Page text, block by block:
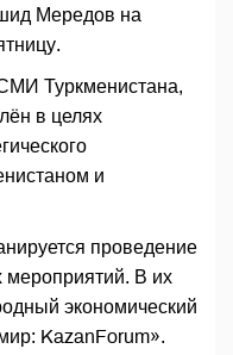
Мередов на
Туркменистана,
в целях
и
проведение
В их
экономический
KazanForum».